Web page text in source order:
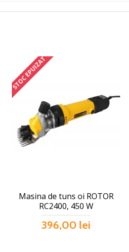
STOC EPUIZAT
Masina de tuns oi ROTOR
RC2400, 450 W
396,00 lei